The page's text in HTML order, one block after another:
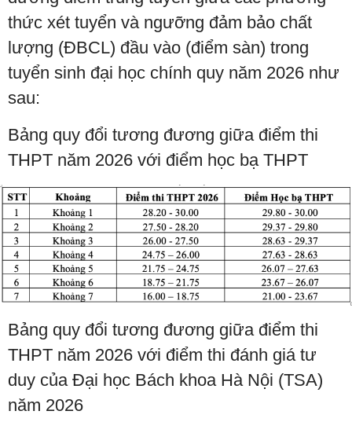
thức xét tuyển và ngưỡng đảm bảo chất
lượng (ĐBCL) đầu vào (điểm sàn) trong
tuyển sinh đại học chính quy năm 2026 như
sau:
Bảng quy đổi tương đương giữa điểm thi
THPT năm 2026 với điểm học bạ THPT
Bảng quy đổi tương đương giữa điểm thi
THPT năm 2026 với điểm thi đánh giá tư
duy của Đại học Bách khoa Hà Nội (TSA)
năm 2026